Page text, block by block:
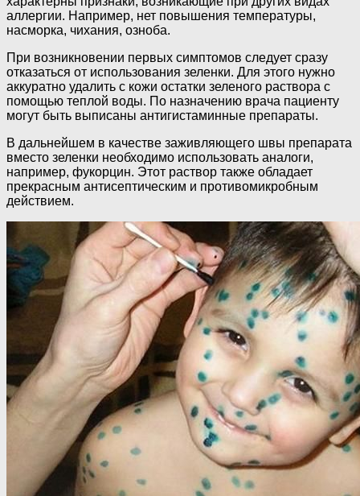
аллергии. Например, нет повышения температуры,
насморка, чихания, озноба.
При возникновении первых симптомов следует сразу
отказаться от использования зеленки. Для этого нужно
аккуратно удалить с кожи остатки зеленого раствора с
помощью теплой воды. По назначению врача пациенту
могут быть выписаны антигистаминные препараты.
В дальнейшем в качестве заживляющего швы препарата
вместо зеленки необходимо использовать аналоги,
например, фукорцин. Этот раствор также обладает
прекрасным антисептическим и противомикробным
действием.